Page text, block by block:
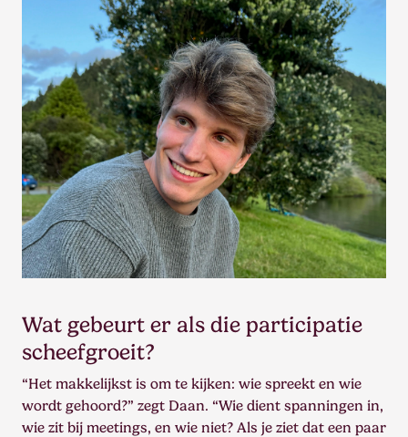
Wat gebeurt er als die participatie
scheefgroeit?
“Het makkelijkst is om te kijken: wie spreekt en wie
wordt gehoord?” zegt Daan. “Wie dient spanningen in,
wie zit bij meetings, en wie niet? Als je ziet dat een paar